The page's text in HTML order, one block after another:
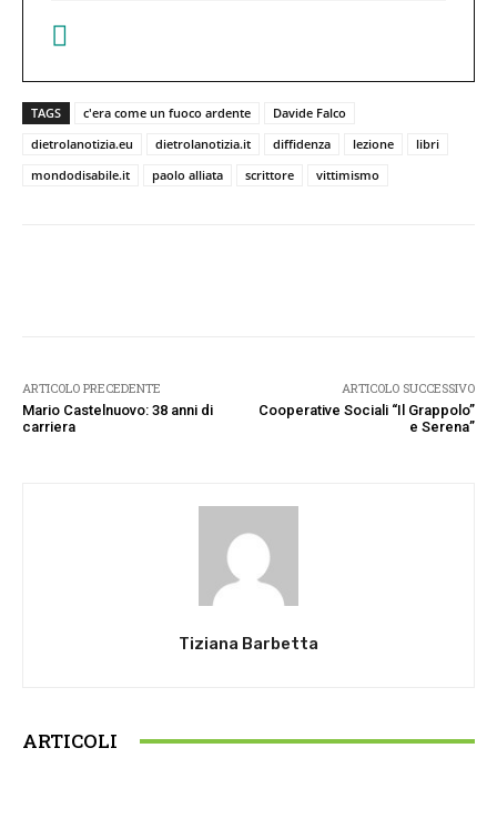
TAGS c'era come un fuoco ardente
Davide Falco
dietrolanotizia.eu
dietrolanotizia.it diffidenza lezione
libri
mondodisabile.it
paolo alliata scrittore vittimismo
ARTICOLO PRECEDENTE
Mario Castelnuovo: 38 anni di
carriera
ARTICOLO SUCCESSIVO
Cooperative Sociali “Il Grappolo”
e Serena”
Tiziana Barbetta
ARTICOLI